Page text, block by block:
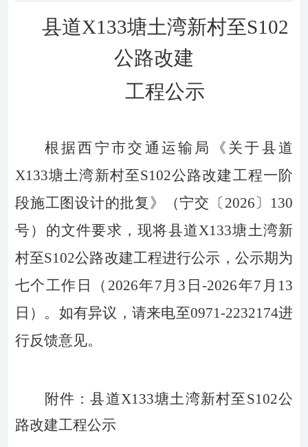
县道X133塘土湾新村至S102
公路改建
工程公示
根据西宁市交通运输局 《关于 县道
X133塘土湾新村至S102公路改建工程一阶
段施工图设计的批复》（宁交〔 2026〕 130
号）的文件要求，现将县道X133塘土湾新
村至S102公路改建工程进行公示，公示期为
七个工作日（ 2026年7 月 3 日-2026年7 月 13
日）。如有异议，请来电至0971-2232174进
行反馈意见。
附件：县道X133塘土湾新村至S102公
路改建工程公示